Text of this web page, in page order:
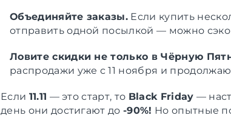
Объединяйте заказы. Если купить
отправить одной посылкой — можно
Ловите скидки не только в Чёрную
распродажи уже с 11 ноября и
Если 11.11 — это старт, то Black Friday —
день они достигают до-90%! Но опытные